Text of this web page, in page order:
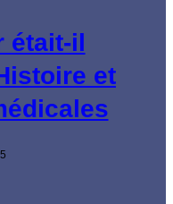
était-il
et